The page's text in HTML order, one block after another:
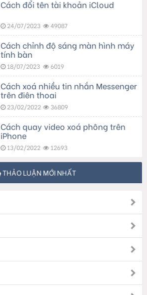
Cách đổi tên tài khoản iCloud
24/07/2023 49087
Cách chỉnh độ sáng màn hình máy
tính bàn
18/07/2023 6019
Cách xoá nhiều tin nhắn Messenger
trên điện thoại
23/02/2022 36809
Cách quay video xoá phông trên
iPhone
13/02/2022 12693
THẢO LUẬN MỚI NHẤT